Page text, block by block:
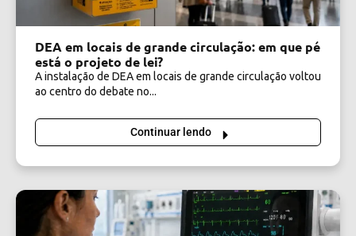
DEA em locais de grande circulação: em que pé
está o projeto de lei?
A instalação de DEA em locais de grande circulação voltou
ao centro do debate no...
Continuar lendo